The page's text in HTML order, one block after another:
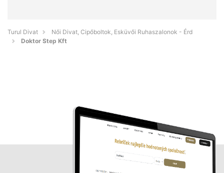
Turul Divat
Női Divat, Cipőboltok, Esküvői Ruhaszalonok - Érd
Doktor Step Kft